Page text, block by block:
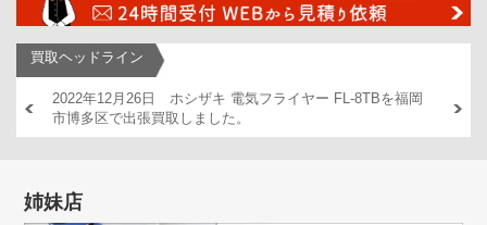
買取ヘッドライン
2022年12月26日 ホシザキ 電気フライヤー FL-8TBを福岡
市博多区で出張買取しました。
出張買
姉妹店